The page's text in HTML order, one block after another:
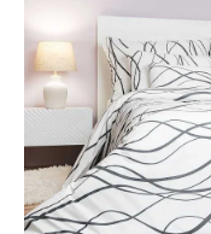
5
hvězdiček.